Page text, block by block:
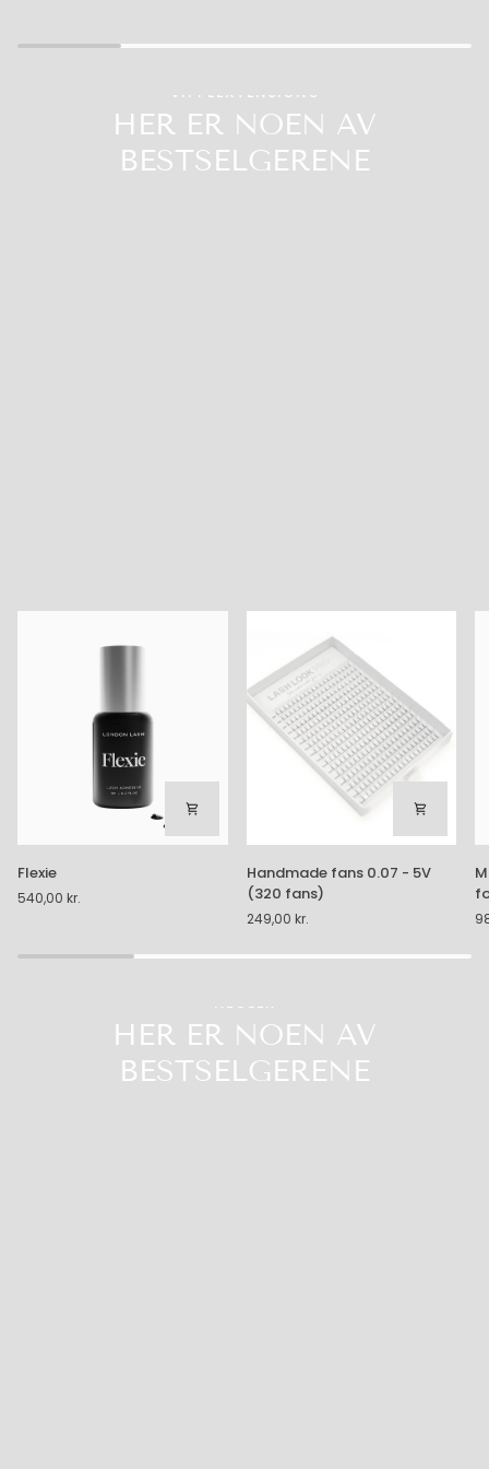
VIPPEEXTENSIONS
HER ER NOEN AV
BESTSELGERENE
Flexie
Flexie
540,00 kr.
Handmade
fans
0.07
-
Handmade fans 0.07 - 5V
(320 fans)
249,00 kr.
NEGLER
HER ER NOEN AV
BESTSELGERENE